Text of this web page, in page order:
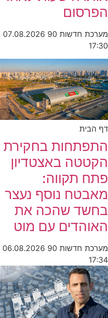
הפרסום
מערכת חדשות 90
07.08.2026
17:30
דף הבית
התפתחות בחקירת
הקטטה באצטדיון
פתח תקווה:
מאבטח נוסף נעצר
בחשד שהכה את
האוהדים עם מוט
מערכת חדשות 90
06.08.2026
17:34